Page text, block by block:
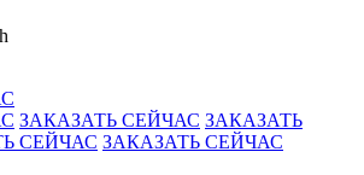
ЗАКАЗАТЬ СЕЙЧАС ЗАКАЗАТЬ
СЕЙЧАС ЗАКАЗАТЬ СЕЙЧАС